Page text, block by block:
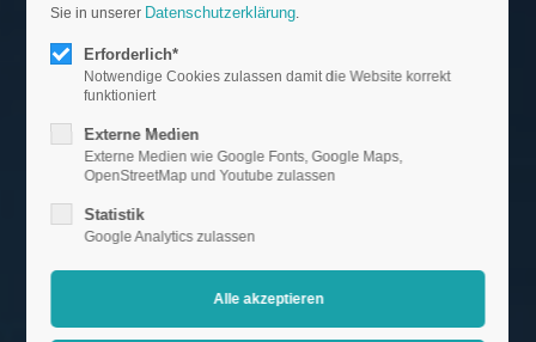
Sie in unserer Datenschutzerklärung.
Erforderlich*
Notwendige Cookies zulassen damit die Website korrekt
funktioniert
Externe Medien
Externe Medien wie Google Fonts, Google Maps,
OpenStreetMap und Youtube zulassen
Statistik
Google Analytics zulassen